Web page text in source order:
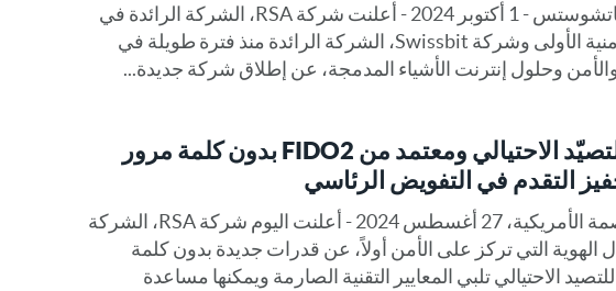
برلنجتون، ماساتشوستس - 1 أكتوبر 2024 - أعلنت شركة RSA، الشركة الرائدة في
مجال الهوية الأمنية الأولى وشركة Swissbit، الشركة الرائدة منذ فترة طويلة في
وحلول إنترنت الأشياء المدمجة، عن إطلاق شركة جديدة...
حل مقاوم للتصيّد الاحتيالي ومعتمد من FIDO2 بدون كلمة مرور
واشنطن، العاصمة الأمريكية، 27 أغسطس 2024 - أعلنت اليوم شركة RSA، الشركة
الهوية التي تركز على الأمن أولاً، عن قدرات جديدة بدون كلمة
الاحتيالي تلبي المعايير التقنية الصارمة ويمكنها مساعدة